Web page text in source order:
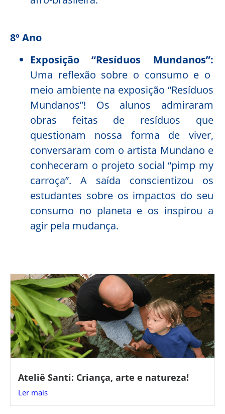
8º Ano
Exposição “Resíduos Mundanos”:
Uma reflexão sobre o consumo e o
meio ambiente na exposição “Resíduos
Mundanos”! Os alunos admiraram
obras feitas de resíduos que
questionam nossa forma de viver,
conversaram com o artista Mundano e
conheceram o projeto social “pimp my
carroça”. A saída conscientizou os
estudantes sobre os impactos do seu
consumo no planeta e os inspirou a
agir pela mudança.
Ateliê Santi: Criança, arte e natureza!
Ler mais